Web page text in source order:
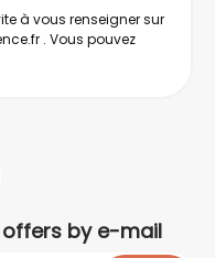
à vous renseigner sur
. Vous pouvez
offers by e-mail